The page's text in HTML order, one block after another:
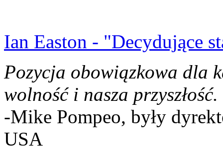
Ian Easton - "Decydujące
Pozycja obowiązkowa dla
wolność i nasza przyszłość.
-Mike Pompeo, były
USA